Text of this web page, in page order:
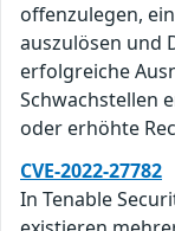
offenzulegen,
auszulösen und
erfolgreiche
Schwachstellen
oder erhöhte
CVE-2022-27782
In Tenable